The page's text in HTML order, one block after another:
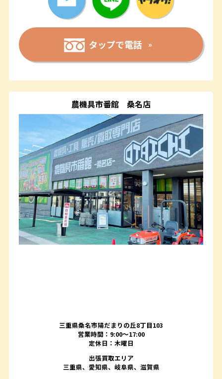
タップで電話
農機具市番館 桑名店
三重県桑名市陽だまりの丘8丁目103
営業時間：9:00〜17:00
定休日：木曜日
出張買取エリア
三重県、愛知県、岐阜県、滋賀県